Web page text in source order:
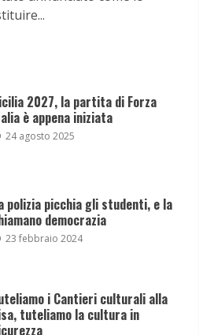
2027, la partita di Forza
è appena iniziata
24 agosto 2025
polizia picchia gli studenti, e la
democrazia
23 febbraio 2024
i Cantieri culturali alla
tuteliamo la cultura in